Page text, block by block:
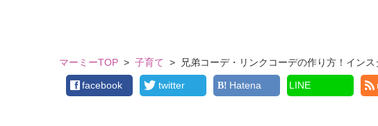
マーミーTOP > 子育て > 兄弟コーデ・リンクコーデの作り方！イン
facebook twitter Hatena LINE